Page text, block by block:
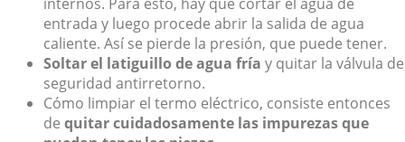
entrada y luego procede abrir la salida de agua
caliente. Así se pierde la presión, que puede tener.
Soltar el latiguillo de agua fría y quitar la válvula de
seguridad antirretorno.
Cómo limpiar el termo eléctrico, consiste entonces
de quitar cuidadosamente las impurezas que